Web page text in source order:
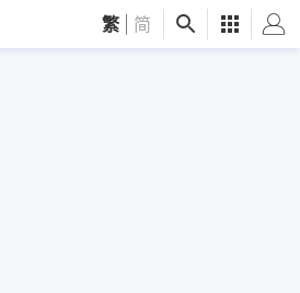
繁 简